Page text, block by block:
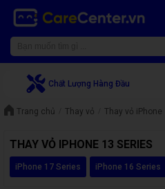
Chất Lượng Hàng Đầu
Trang chủ Thay vỏ Thay vỏ iPhone
THAY VỎ IPHONE 13 SERIES
iPhone 17 Series iPhone 16 Series